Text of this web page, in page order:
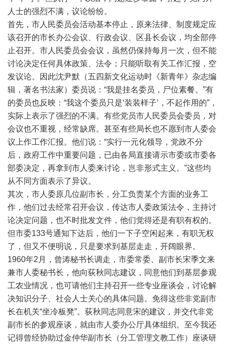
人士的强烈不满，议论纷纷。
首先，市人民委员会活动基本停止，原来法律、制度规定应
该召开的市长办公会议、行政会议、区县长会议，均全部停
止召开。市人民委员会会议，虽然仍保持每月一次，但不能
讨论决定任何具体政策、法令；只能听取有关工作汇报，空
发议论。因此沈尹默（五四新文化运动时《新青年》杂志编
辑，著名书法家）委员说：“我是挂名委员，尸位素餐。”有
的委员也反映：“我这个委员只是‘装装样子’，不起作用的”，
实际上表示了强烈的不满。有些党员市人民委员会委员，对
会议也不重视，经常缺席。甚至有些局长也不愿到市人委会
议上作工作汇报。他们说：“实行一元化领导，党政不分
后，政府工作中重要问题，已由各局直接请示市委或市委各
部委决定，再拿到市人委来讨论，岂非形式主义。”这些均
从不同方面表示了异议。
其次，市人委原几位副市长，分工负责某个方面的业务工
作，他们过去经常召开会议，传达市人委政策法令，主持讨
论决定问题，也不时批发文件，他们觉得还是有职有权的。
但市委133号通知下达后，他们一下子空闲起来，有职无权
了，但又不便明说，只是要求到基层走走，开阔眼界。
1960年2月，曾涛秘书长调走，市委常委、副市长宋季文来
兼市人委秘书长，他向荻秋同志建议，同意他们到基层参观
工农业情况，也可请他们主持召开一些专业座谈会，讨论解
决知识分子、社会人士关心的具体问题。免得这些非党副市
长在机关“坐冷板凳”。荻秋同志同意宋的建议，并交代非党
副市长的参观座谈，就由市人委办公厅具体组织。至今我还
记得曾经协助过金仲华副市长（分工管理文教工作）座谈研